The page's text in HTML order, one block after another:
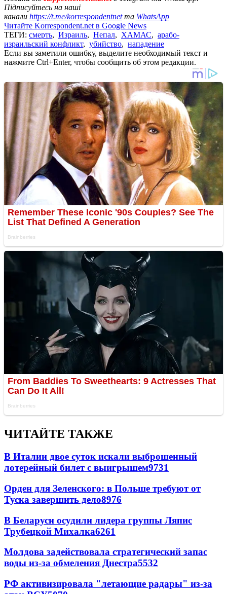
Підписуйтесь на наші
канали https://t.me/korrespondentnetта WhatsApp
Читайте Korrespondent.net в Google News
ТЕГИ: смерть, Израиль, Непал, ХАМАС, арабо-
израильский конфликт, убийство, нападение
Если вы заметили ошибку, выделите необходимый текст и
нажмите Ctrl+Enter, чтобы сообщить об этом редакции.
ЧИТАЙТЕ ТАКЖЕ
В Италии двое суток искали выброшенный
лотерейный билет с выигрышем9731
Орден для Зеленского: в Польше требуют от
Туска завершить дело8976
В Беларуси осудили лидера группы Ляпис
Трубецкой Михалка6261
Молдова задействовала стратегический запас
воды из-за обмеления Днестра5532
РФ активизировала "летающие радары" из-за